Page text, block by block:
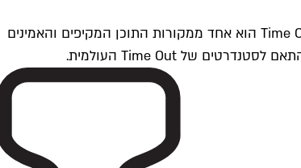
Time Outתל אביב הוא חלק מרשת Time Out Global — רשת מדיה בינלאומית הפועלת ב-360 ערים מרכזיות וב-60 מדינות ברחבי העולם. Time Out הוא אחד ממקורות התוכן המקיפים והאמינים